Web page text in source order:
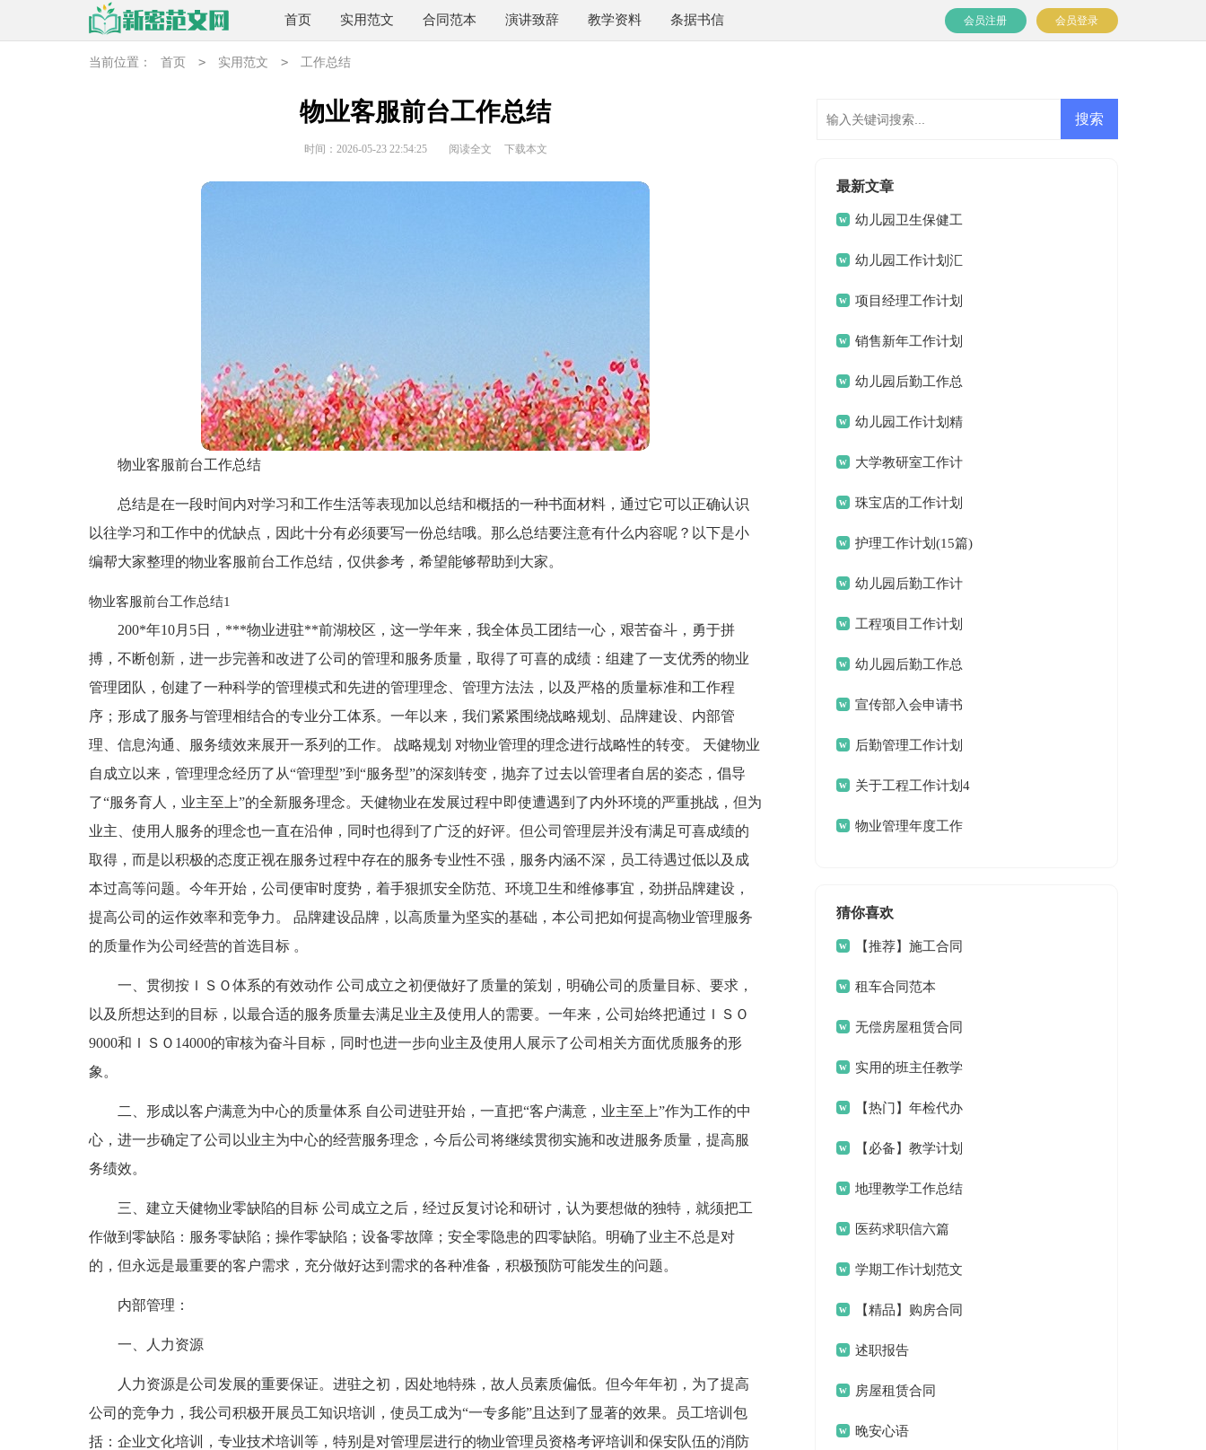
首页 实用范文 合同范本 演讲致辞 教学资料 条据书信 会员登录
会员注册
当前位置： 首页 > 实用范文 > 工作总结
物业客服前台工作总结
时间：2026-05-23 22:54:25 阅读全文 下载本文
物业客服前台工作总结
总结是在一段时间内对学习和工作生活等表现加以总结和概括的一种书面材料，通过它可以正确认识
以往学习和工作中的优缺点，因此十分有必须要写一份总结哦。那么总结要注意有什么内容呢？以下是小
编帮大家整理的物业客服前台工作总结，仅供参考，希望能够帮助到大家。
物业客服前台工作总结1
200*年10月5日，***物业进驻**前湖校区，这一学年来，我全体员工团结一心，艰苦奋斗，勇于拼
搏，不断创新，进一步完善和改进了公司的管理和服务质量，取得了可喜的成绩：组建了一支优秀的物业
管理团队，创建了一种科学的管理模式和先进的管理理念、管理方法法，以及严格的质量标准和工作程
序；形成了服务与管理相结合的专业分工体系。一年以来，我们紧紧围绕战略规划、品牌建设、内部管
理、信息沟通、服务绩效来展开一系列的工作。 战略规划 对物业管理的理念进行战略性的转变。 天健物业
自成立以来，管理理念经历了从“管理型”到“服务型”的深刻转变，抛弃了过去以管理者自居的姿态，倡导
了“服务育人，业主至上”的全新服务理念。天健物业在发展过程中即使遭遇到了内外环境的严重挑战，但为
业主、使用人服务的理念也一直在沿伸，同时也得到了广泛的好评。但公司管理层并没有满足可喜成绩的
取得，而是以积极的态度正视在服务过程中存在的服务专业性不强，服务内涵不深，员工待遇过低以及成
本过高等问题。今年开始，公司便审时度势，着手狠抓安全防范、环境卫生和维修事宜，劲拼品牌建设，
提高公司的运作效率和竞争力。 品牌建设品牌，以高质量为坚实的基础，本公司把如何提高物业管理服务
的质量作为公司经营的首选目标 。
一、贯彻按ＩＳＯ体系的有效动作 公司成立之初便做好了质量的策划，明确公司的质量目标、要求，
以及所想达到的目标，以最合适的服务质量去满足业主及使用人的需要。一年来，公司始终把通过ＩＳＯ
9000和ＩＳＯ14000的审核为奋斗目标，同时也进一步向业主及使用人展示了公司相关方面优质服务的形
象。
二、形成以客户满意为中心的质量体系 自公司进驻开始，一直把“客户满意，业主至上”作为工作的中
心，进一步确定了公司以业主为中心的经营服务理念，今后公司将继续贯彻实施和改进服务质量，提高服
务绩效。
三、建立天健物业零缺陷的目标 公司成立之后，经过反复讨论和研讨，认为要想做的独特，就须把工
作做到零缺陷：服务零缺陷；操作零缺陷；设备零故障；安全零隐患的四零缺陷。明确了业主不总是对
的，但永远是最重要的客户需求，充分做好达到需求的各种准备，积极预防可能发生的问题。
内部管理：
一、人力资源
人力资源是公司发展的重要保证。进驻之初，因处地特殊，故人员素质偏低。但今年年初，为了提高
公司的竞争力，我公司积极开展员工知识培训，使员工成为“一专多能”且达到了显著的效果。员工培训包
括：企业文化培训，专业技术培训等，特别是对管理层进行的物业管理员资格考评培训和保安队伍的消防
最新文章
幼儿园卫生保健工
作计划(15篇)
幼儿园工作计划汇
编15篇项目经理工作计划
15篇销售新年工作计划
幼儿园后勤工作总
结汇编15篇
幼儿园工作计划精
选15篇大学教研室工作计
划 珠宝店的工作计划
护理工作计划(15篇)
幼儿园后勤工作计
划(15篇)
工程项目工作计划
幼儿园后勤工作总
结(15篇)
宣传部入会申请书
后勤管理工作计划
关于工程工作计划4
篇 物业管理年度工作
猜你喜欢
【推荐】施工合同
集锦八篇
租车合同范本
无偿房屋租赁合同
实用的班主任教学
工作总结范文锦集9篇
【热门】年检代办
委托书3篇
【必备】教学计划
模板集锦7篇
地理教学工作总结
汇编六篇
医药求职信六篇
学期工作计划范文
合集八篇【精品】购房合同
范文合集8篇
述职报告
房屋租赁合同
晚安心语